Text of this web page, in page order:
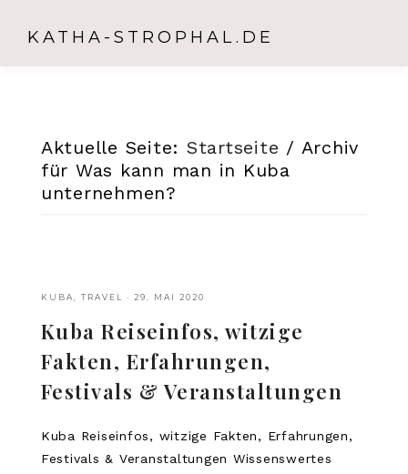
KATHA-STROPHAL.DE
Aktuelle Seite: Startseite / Archiv
für Was kann man in Kuba
unternehmen?
KUBA TRAVEL · 29. MAI 2020
Kuba Reiseinfos, witzige
Fakten, Erfahrungen,
Festivals & Veranstaltungen
Kuba Reiseinfos, witzige Fakten, Erfahrungen,
Festivals & Veranstaltungen Wissenswertes